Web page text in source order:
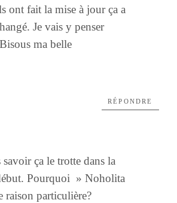
ont fait la mise à jour ça a
Je vais y penser
ma belle
ça le trotte dans la
Pourquoi » Noholita
raison particulière?
RÉPONDRE